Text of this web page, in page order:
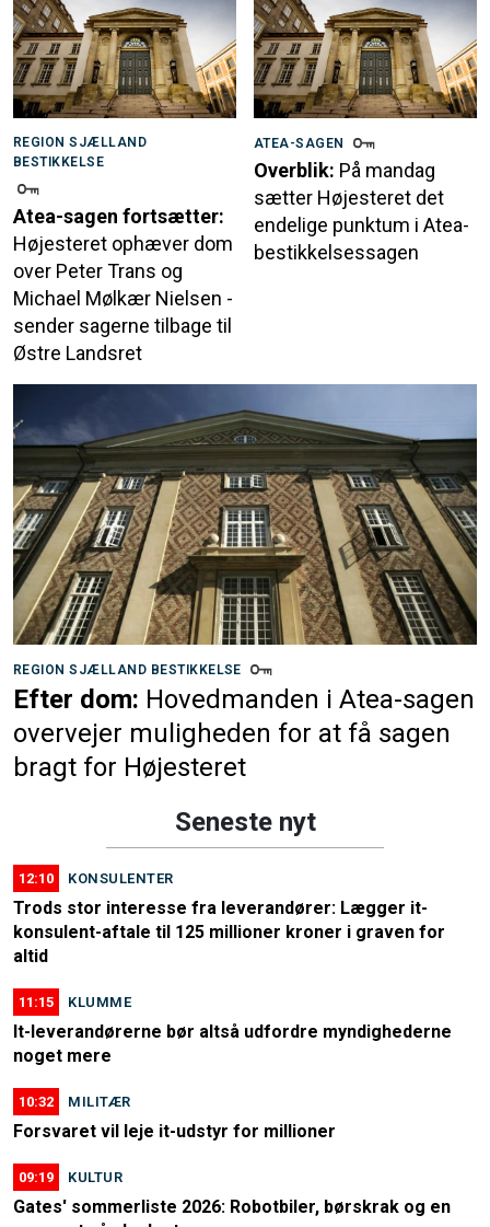
REGION SJÆLLAND
BESTIKKELSE
Atea-sagen fortsætter:
Højesteret ophæver dom
over Peter Trans og
Michael Mølkær Nielsen -
sender sagerne tilbage til
Østre Landsret
ATEA-SAGEN
Overblik: På mandag
sætter Højesteret det
endelige punktum i Atea-
bestikkelsessagen
REGION SJÆLLAND BESTIKKELSE
Efter dom: Hovedmanden i Atea-sagen
overvejer muligheden for at få sagen
bragt for Højesteret
Seneste nyt
12:10 KONSULENTER
Trods stor interesse fra leverandører: Lægger it-
konsulent-aftale til 125 millioner kroner i graven for
altid
11:15 KLUMME
It-leverandørerne bør altså udfordre myndighederne
noget mere
10:32 MILITÆR
Forsvaret vil leje it-udstyr for millioner
09:19 KULTUR
Gates' sommerliste 2026: Robotbiler, børskrak og en